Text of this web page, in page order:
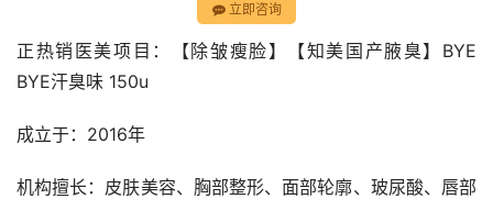
立即咨询
正热销医美项目：【除皱瘦脸】【知美国产腋臭】BYE
BYE汗臭味 150u
成立于：2016年
机构擅长：皮肤美容、胸部整形、面部轮廓、玻尿酸、唇部